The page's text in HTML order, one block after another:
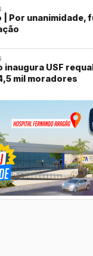
| Por unanimidade,
inaugura USF
mil moradores